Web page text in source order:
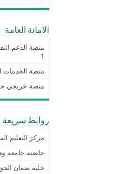
الامانة العامة
منصة الدعم
1
منصة الخدمات
منصة خريجي
روابط سريعة
مركز التعليم
حاضنة جامعة
خلية ضمان